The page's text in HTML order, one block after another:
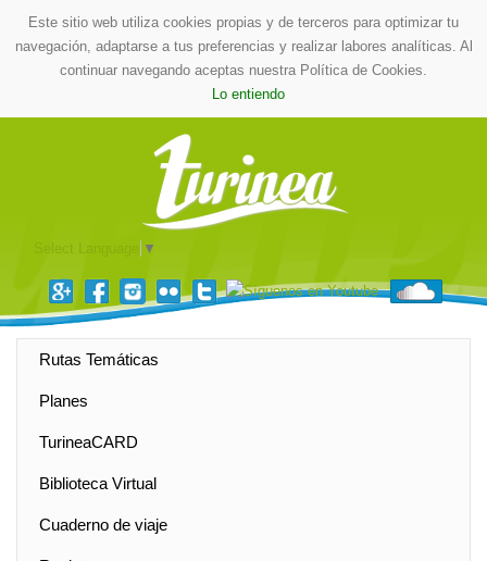
Este sitio web utiliza cookies propias y de terceros para optimizar tu
navegación, adaptarse a tus preferencias y realizar labores analíticas. Al
continuar navegando aceptas nuestra Política de Cookies.
Lo entiendo
▼
Rutas Temáticas
Planes
TurineaCARD
Biblioteca Virtual
Cuaderno de viaje